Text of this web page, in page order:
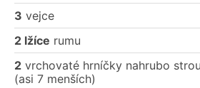
3 vejce
2 lžíce rumu
2 vrchovaté hrníčky nahrubo
(asi 7 menších)